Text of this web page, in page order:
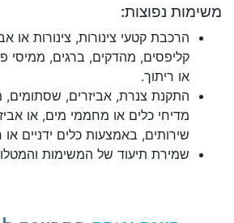
משימות נפוצות:
הרכבת קטעי צינורות, צינורות או
קליפסים, מהדקים, ברגים, ממיסי
או ריתוך.
התקנת צנרת, אביזרים, שסתומים,
מדיחי כלים או מחממי מים, או
שירותים, באמצעות כלים ידניים
שמירת תיעוד של המשימות